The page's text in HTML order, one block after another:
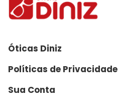
Óticas Diniz
Políticas de Privacidade
Sua Conta